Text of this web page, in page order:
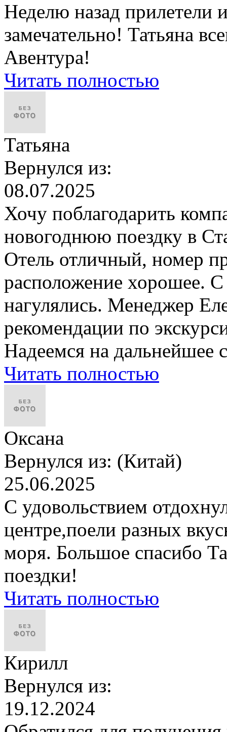
Неделю назад прилетели
замечательно! Татьяна
Авентура!
Читать полностью
Татьяна
Вернулся из:
08.07.2025
Хочу поблагодарить
новогоднюю поездку в
Отель отличный, номер
расположение хорошее.
нагулялись. Менеджер
рекомендации по
Надеемся на дальнейшее
Читать полностью
Оксана
Вернулся из: (Китай)
25.06.2025
С удовольствием
центре,поели разных
моря. Большое спасибо
поездки!
Читать полностью
Кирилл
Вернулся из:
19.12.2024